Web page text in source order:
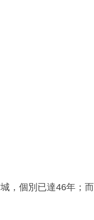
，個別已達46年；而